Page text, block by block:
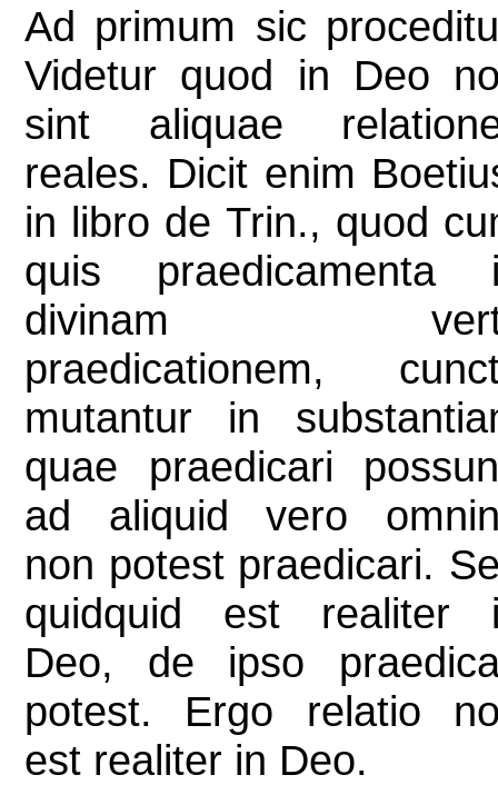
Ad primum sic
Videtur quod in Deo
sint aliquae
reales. Dicit enim
in libro de Trin., quod
quis praedicamenta
divinam
praedicationem,
mutantur in
quae praedicari
ad aliquid vero
non potest praedicari.
quidquid est realiter
Deo, de ipso
potest. Ergo relatio
est realiter in Deo.